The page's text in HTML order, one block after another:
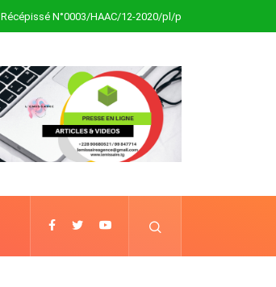
Récépissé N°0003/HAAC/12-2020/pl/p